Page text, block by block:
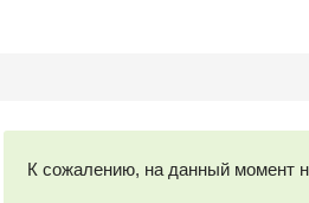
К сожалению, на данный момент